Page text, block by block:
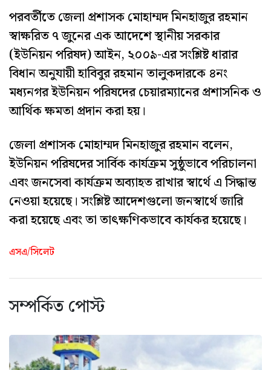
পরবর্তীতে জেলা প্রশাসক মোহাম্মদ মিনহাজুর রহমান
স্বাক্ষরিত ৭ জুনের এক আদেশে স্থানীয় সরকার
(ইউনিয়ন পরিষদ) আইন, ২০০৯-এর সংশ্লিষ্ট ধারার
বিধান অনুযায়ী হাবিবুর রহমান তালুকদারকে ৪নং
মধ্যনগর ইউনিয়ন পরিষদের চেয়ারম্যানের প্রশাসনিক ও
আর্থিক ক্ষমতা প্রদান করা হয়।
জেলা প্রশাসক মোহাম্মদ মিনহাজুর রহমান বলেন,
ইউনিয়ন পরিষদের সার্বিক কার্যক্রম সুষ্ঠুভাবে পরিচালনা
এবং জনসেবা কার্যক্রম অব্যাহত রাখার স্বার্থে এ সিদ্ধান্ত
নেওয়া হয়েছে। সংশ্লিষ্ট আদেশগুলো জনস্বার্থে জারি
করা হয়েছে এবং তা তাৎক্ষণিকভাবে কার্যকর হয়েছে।
এসএ/সিলেট
সম্পর্কিত পোস্ট